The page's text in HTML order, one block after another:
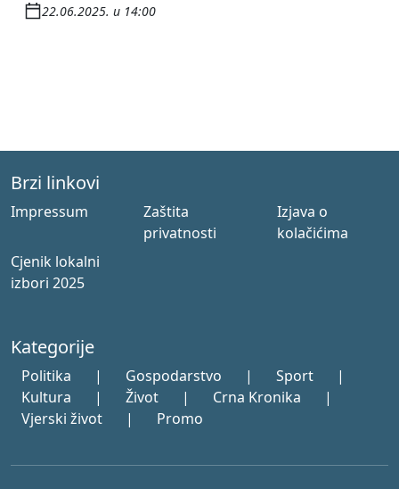
22.06.2025. u 14:00
Brzi linkovi
Impressum
Zaštita
privatnosti
Izjava o
kolačićima
Cjenik lokalni
izbori 2025
Kategorije
Politika | Gospodarstvo | Sport
|
Kultura
| Život | Crna Kronika
|
Vjerski život
| Promo